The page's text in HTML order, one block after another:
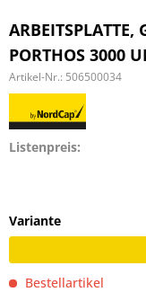
ARBEITSPLATTE,
PORTHOS 3000
Artikel-Nr.: 506500034
Listenpreis:
Variante
Bestellartikel